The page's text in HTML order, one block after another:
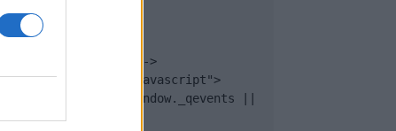
<footer>
<!-- Quantcast Tag -->
<script type="text/javascript">
window._qevents = window._qevents ||